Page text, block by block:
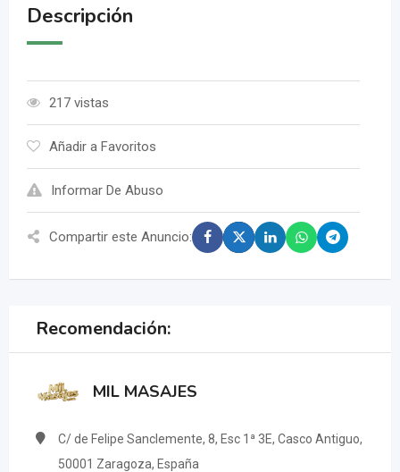
Descripción
217 vistas
Añadir a Favoritos
Informar De Abuso
Compartir este Anuncio:
Recomendación:
MIL MASAJES
C/ de Felipe Sanclemente, 8, Esc 1ª 3E, Casco Antiguo,
50001 Zaragoza, España